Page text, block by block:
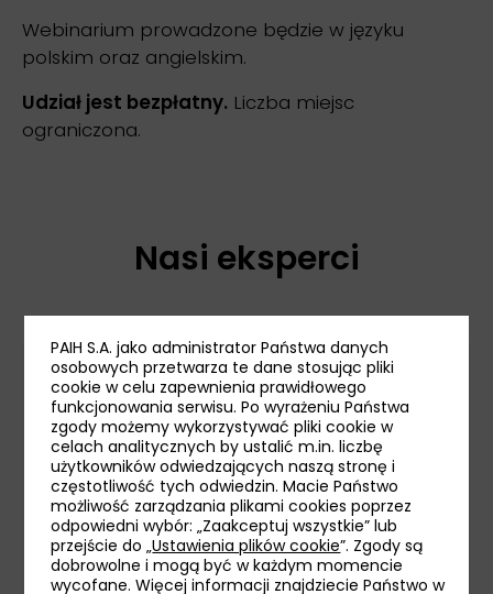
Webinarium prowadzone będzie w języku
polskim oraz angielskim.
Udział jest bezpłatny. Liczba miejsc
ograniczona.
Nasi eksperci
PAIH S.A. jako administrator Państwa danych
osobowych przetwarza te dane stosując pliki
cookie w celu zapewnienia prawidłowego
funkcjonowania serwisu. Po wyrażeniu Państwa
zgody możemy wykorzystywać pliki cookie w
celach analitycznych by ustalić m.in. liczbę
użytkowników odwiedzających naszą stronę i
częstotliwość tych odwiedzin. Macie Państwo
możliwość zarządzania plikami cookies poprzez
odpowiedni wybór: „Zaakceptuj wszystkie” lub
przejście do „Ustawienia plików cookie”. Zgody są
dobrowolne i mogą być w każdym momencie
wycofane. Więcej informacji znajdziecie Państwo w